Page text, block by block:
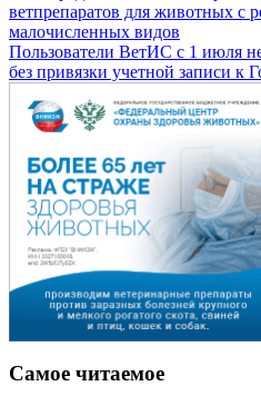
ветпрепаратов для животных с
малочисленных видов
Пользователи ВетИС с 1 июля
без привязки учетной записи к
Самое читаемое